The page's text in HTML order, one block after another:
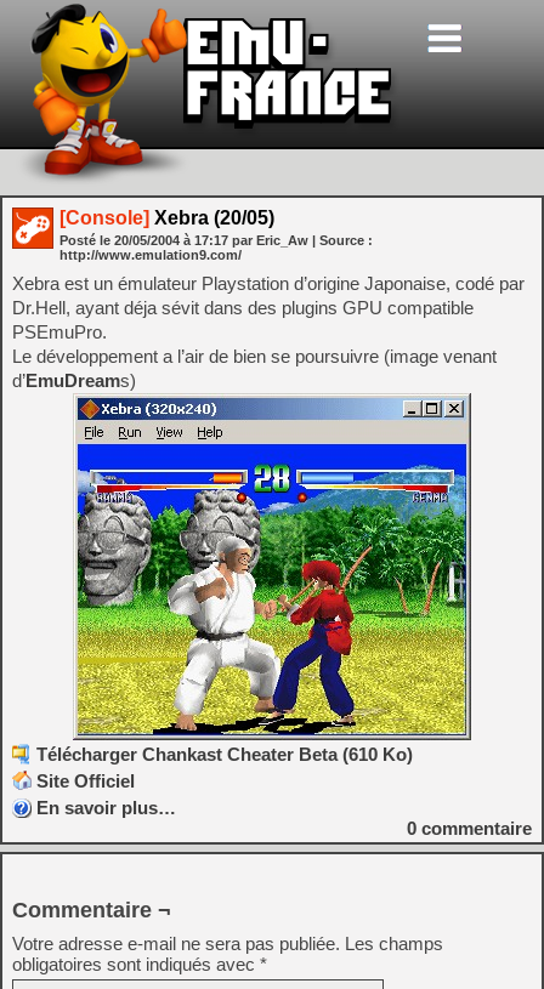
[Console] Xebra (20/05)
Posté le 20/05/2004 à 17:17 par Eric_Aw | Source :
http://www.emulation9.com/
Xebra est un émulateur Playstation d’origine Japonaise, codé par
Dr.Hell, ayant déja sévit dans des plugins GPU compatible
PSEmuPro.
Le développement a l’air de bien se poursuivre (image venant
d’EmuDreams)
Télécharger Chankast Cheater Beta (610 Ko)
Site Officiel
En savoir plus…
0 commentaire
Commentaire ¬
Votre adresse e-mail ne sera pas publiée. Les champs
obligatoires sont indiqués avec *